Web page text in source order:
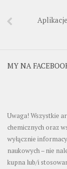
MY NA
Uwaga! Wszystkie
chemicznych oraz
wyłącznie
naukowych – nie
kupna lub/i